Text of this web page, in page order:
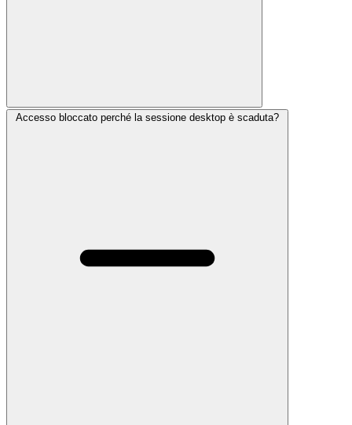
Accesso bloccato perché la sessione desktop è scaduta?